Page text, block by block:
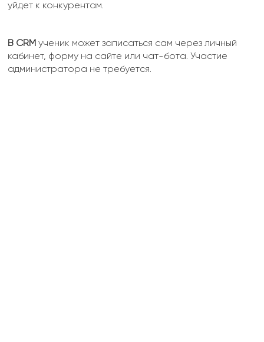
уйдет к конкурентам.
В CRM ученик может записаться сам через личный
кабинет, форму на сайте или чат-бота. Участие
администратора не требуется.